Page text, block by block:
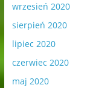
wrzesień 2020
sierpień 2020
lipiec 2020
czerwiec 2020
maj 2020